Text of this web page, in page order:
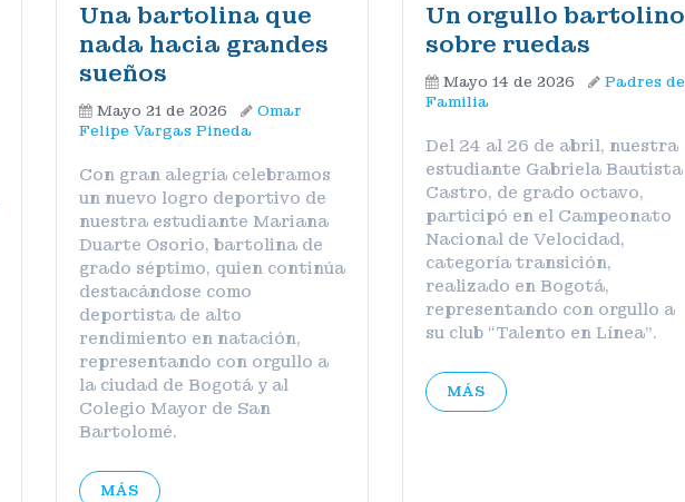
Una bartolina que
nada hacia grandes
sueños
Mayo 21 de 2026
Omar
Felipe Vargas Pineda
Con gran alegría celebramos
un nuevo logro deportivo de
nuestra estudiante Mariana
Duarte Osorio, bartolina de
grado séptimo, quien continúa
destacándose como
deportista de alto
rendimiento en natación,
representando con orgullo a
la ciudad de Bogotá y al
Colegio Mayor de San
Bartolomé.
MÁS
Un orgullo bartolino
sobre ruedas
Mayo 14 de 2026
Padres de
Familia
Del 24 al 26 de abril, nuestra
estudiante Gabriela Bautista
Castro, de grado octavo,
participó en el Campeonato
Nacional de Velocidad,
categoría transición,
realizado en Bogotá,
representando con orgullo a
su club “Talento en Línea”.
MÁS